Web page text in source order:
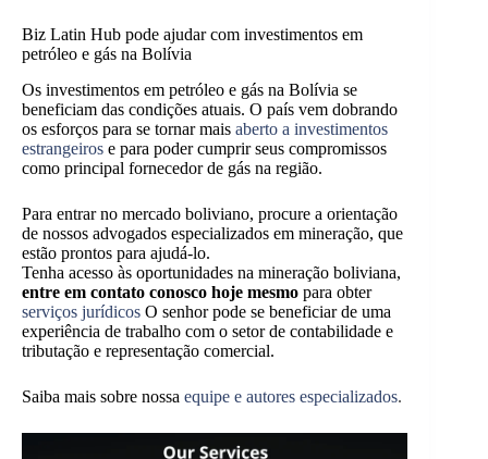
Biz Latin Hub pode ajudar com investimentos em
petróleo e gás na Bolívia
Os investimentos em petróleo e gás na Bolívia se
beneficiam das condições atuais. O país vem dobrando
os esforços para se tornar mais aberto a investimentos
estrangeiros e para poder cumprir seus compromissos
como principal fornecedor de gás na região.
Para entrar no mercado boliviano, procure a orientação
de nossos advogados especializados em mineração, que
estão prontos para ajudá-lo.
Tenha acesso às oportunidades na mineração boliviana,
entre em contato conosco hoje mesmo para obter
serviços jurídicos O senhor pode se beneficiar de uma
experiência de trabalho com o setor de contabilidade e
tributação e representação comercial.
Saiba mais sobre nossa equipe e autores especializados.